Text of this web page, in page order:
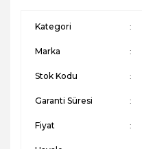
Kategori
Marka
Stok Kodu
Garanti Süresi
Fiyat